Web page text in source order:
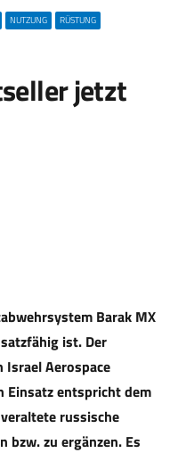
NUTZUNG RÜSTUNG
jetzt
Barak MX
ist. Der
Israel Aerospace
Einsatz entspricht dem
russische
bzw. zu ergänzen. Es